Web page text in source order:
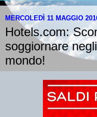
MERCOLEDÌ 11 MAGGIO
Hotels.com:
soggiornare
mondo!